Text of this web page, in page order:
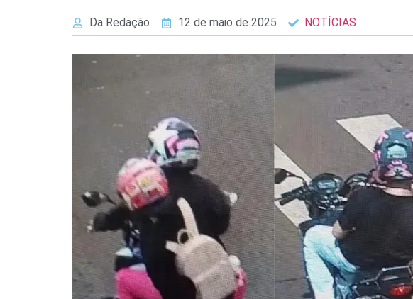
Da Redação 12 de maio de 2025 NOTÍCIAS